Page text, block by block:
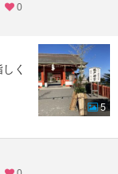
0
く
5